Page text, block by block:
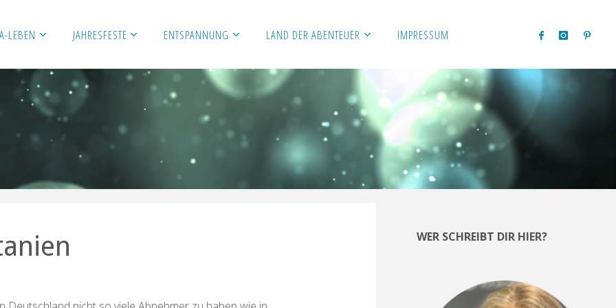
LEBEN JAHRESFESTE ENTSPANNUNG LAND DER ABENTEUER IMPRESSUM
WER SCHREIBT DIR HIER?